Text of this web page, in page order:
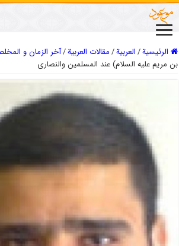
الرئيسية/العربیة/مقالات العربیة/آخر الزمان و
بن مريم عليه السلام) عند المسلمين والنصارى